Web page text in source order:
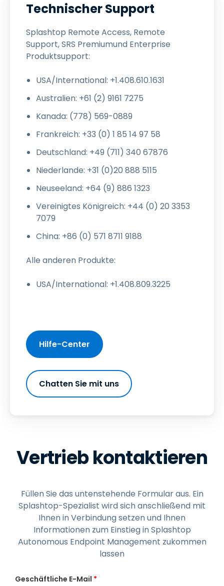
Technischer Support
Splashtop Remote Access, Remote
Support, SRS Premiumund Enterprise
Produktsupport:
USA/International: +1.408.610.1631
Australien: +61 (2) 9161 7275
Kanada: (778) 569-0889
Frankreich: +33 (0) 1 85 14 97 58
Deutschland: +49 (711) 340 67876
Niederlande: +31 (0)20 888 5115
Neuseeland: +64 (9) 886 1323
Vereinigtes Königreich: +44 (0) 20 3353
7079
China: +86 (0) 571 8711 9188
Alle anderen Produkte:
USA/International: +1.408.809.3225
Hilfe-Center
Chatten Sie mit uns
Vertrieb kontaktieren
Füllen Sie das untenstehende Formular aus. Ein
Splashtop-Spezialist wird sich anschließend mit
Ihnen in Verbindung setzen und Ihnen
Informationen zum Einstieg in Splashtop
Autonomous Endpoint Management zukommen
lassen
Geschäftliche E-Mail *